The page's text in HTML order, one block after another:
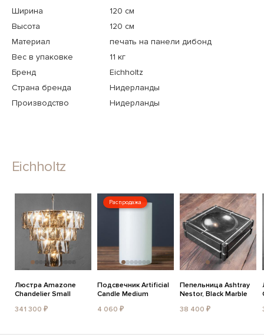
Ширина
120 см
Высота
120 см
Материал
печать на панели дибонд
Вес в упаковке
11 кг
Бренд
Eichholtz
Страна бренда
Нидерланды
Производство
Нидерланды
Eichholtz
Люстра Amazone
Chandelier Small
341 300 ₽
Распродажа
Подсвечник Artificial
Candle Medium
4 060 ₽
Пепельница Ashtray
Nestor, Black Marble
38 400 ₽